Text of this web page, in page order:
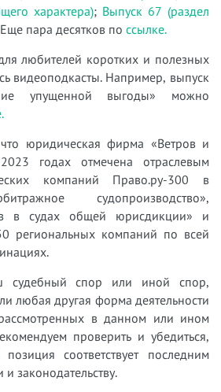
характера); Выпуск 67 (раздел
пара десятков по ссылке.
любителей коротких и полезных
видеоподкасты. Например, выпуск
упущенной выгоды» можно
юридическая фирма «Ветров и
годах отмечена отраслевым
компаний Право.ру-300 в
судопроизводство»,
в судах общей юрисдикции» и
региональных компаний по всей
судебный спор или иной спор,
любая другая форма деятельности
в данном или ином
проверить и убедиться,
соответствует последним
законодательству.